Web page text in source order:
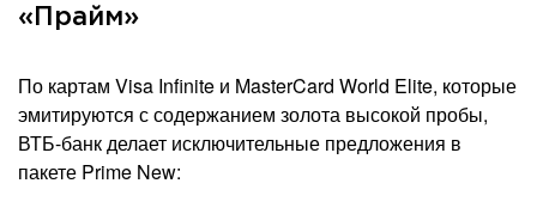
«Прайм»
По картам Visa Infinite и MasterCard World Elite, которые
эмитируются с содержанием золота высокой пробы,
ВТБ-банк делает исключительные предложения в
пакете Prime New: